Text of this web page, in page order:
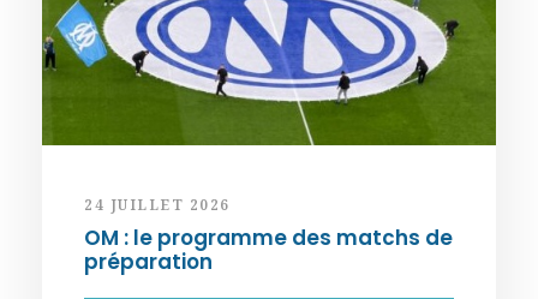
24 JUILLET 2026
OM : le programme des matchs de
préparation